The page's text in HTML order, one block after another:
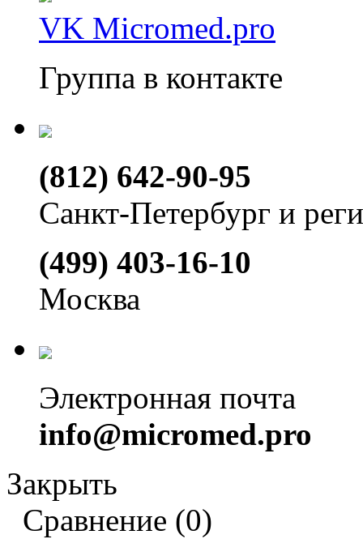
VK Micromed.pro
Группа в контакте
(812) 642-90-95
Санкт-Петербург и
(499) 403-16-10
Москва
Электронная почта
info@micromed.pro
Закрыть
Сравнение (0)